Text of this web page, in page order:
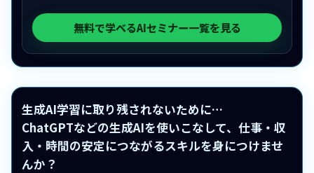
無料で学べるAIセミナー一覧を見る
生成AI学習に取り残されないために…
ChatGPTなどの生成AIを使いこなして、仕事・収
入・時間の安定につながるスキルを身につけませ
んか？